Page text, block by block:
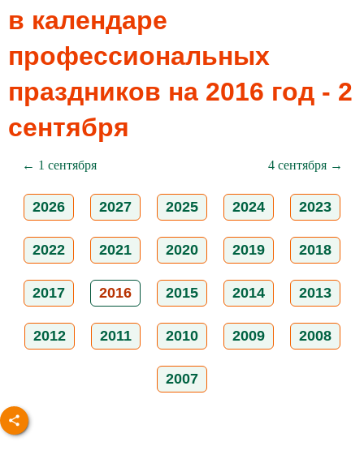
в календаре
профессиональных
праздников на 2016 год - 2
сентября
← 1 сентября 4 сентября →
2026 2027 2025 2024 2023
2022 2021 2020 2019 2018
2017 2016 2015 2014 2013
2012 2011 2010 2009 2008
2007